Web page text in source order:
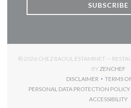
SUBSCRIBE
© 2026 CHEZ RAOUL ESTAMINET —
BY ZENCHEF
DISCLAIMER
((OPENS IN A
TERMS
PERSONAL DATA PROTECTION POLICY
((OPENS IN A
ACCESSIBILITY